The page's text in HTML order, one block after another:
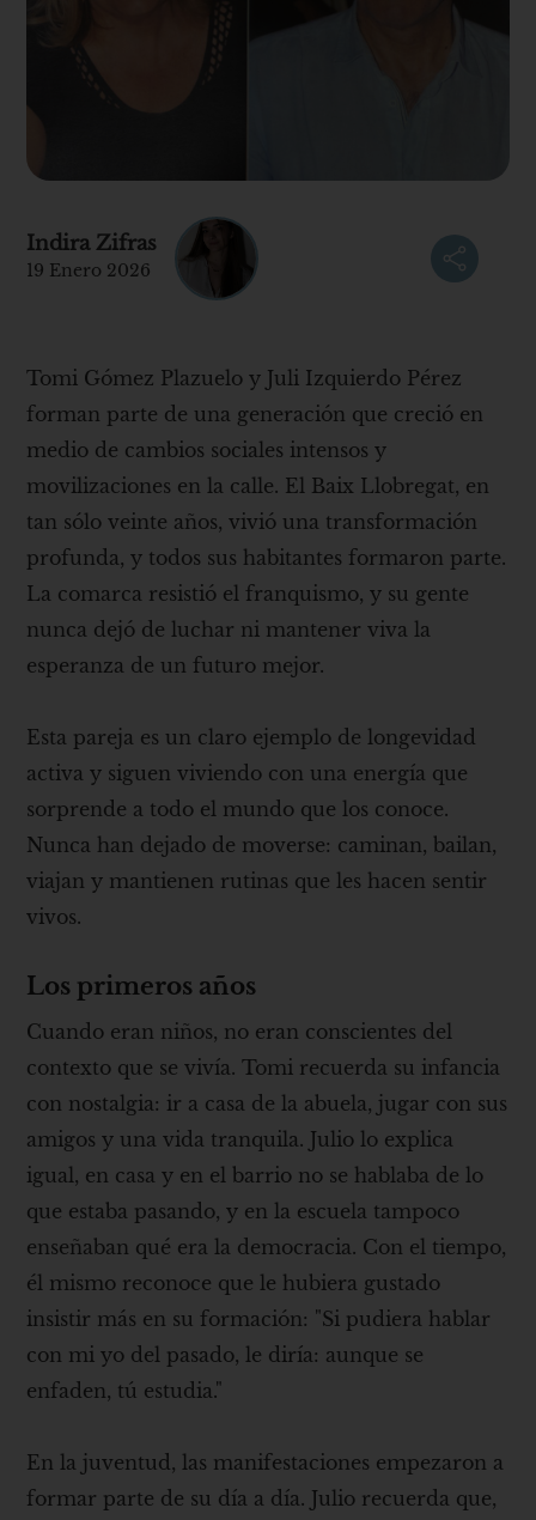
Indira Zifras
19 Enero 2026
Tomi Gómez Plazuelo y Juli Izquierdo Pérez
forman parte de una generación que creció en
medio de cambios sociales intensos y
movilizaciones en la calle. El Baix Llobregat, en
tan sólo veinte años, vivió una transformación
profunda, y todos sus habitantes formaron parte.
La comarca resistió el franquismo, y su gente
nunca dejó de luchar ni mantener viva la
esperanza de un futuro mejor.
Esta pareja es un claro ejemplo de longevidad
activa y siguen viviendo con una energía que
sorprende a todo el mundo que los conoce.
Nunca han dejado de moverse: caminan, bailan,
viajan y mantienen rutinas que les hacen sentir
vivos.
Los primeros años
Cuando eran niños, no eran conscientes del
contexto que se vivía. Tomi recuerda su infancia
con nostalgia: ir a casa de la abuela, jugar con sus
amigos y una vida tranquila. Julio lo explica
igual, en casa y en el barrio no se hablaba de lo
que estaba pasando, y en la escuela tampoco
enseñaban qué era la democracia. Con el tiempo,
él mismo reconoce que le hubiera gustado
insistir más en su formación: "Si pudiera hablar
con mi yo del pasado, le diría: aunque se
enfaden, tú estudia."
En la juventud, las manifestaciones empezaron a
formar parte de su día a día. Julio recuerda que,